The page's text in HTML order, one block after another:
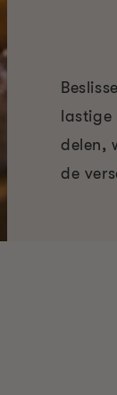
delen,
de